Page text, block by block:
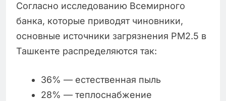
Согласно исследованию Всемирного
банка, которые приводят чиновники,
основные источники загрязнения PM2.5 в
Ташкенте распределяются так:
36% — естественная пыль
28% — теплоснабжение